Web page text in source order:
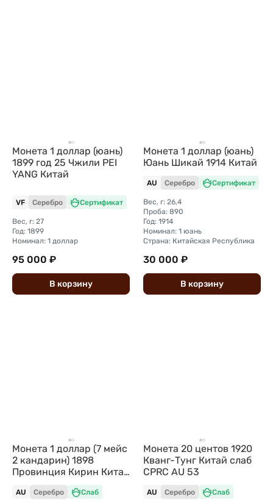
Монета 1 доллар (юань)
1899 год 25 Чжили PEI
YANG Китай
VF Серебро Сертификат
Вес, г: 27
Год: 1899
Номинал: 1 доллар
95 000 ₽
В корзину
Монета 1 доллар (юань)
Юань Шикай 1914 Китай
AU Серебро Сертификат
Вес, г: 26,4
Проба: 890
Год: 1914
Номинал: 1 юань
Страна: Китайская Республика
30 000 ₽
В корзину
Монета 1 доллар (7 мейс
2 кандарин) 1898
Провинция Кирин Китай
слаб NGC AU Det.
AU Серебро Слаб
Монета 20 центов 1920
Кванг-Тунг Китай слаб
CPRC AU 53
AU Серебро Слаб